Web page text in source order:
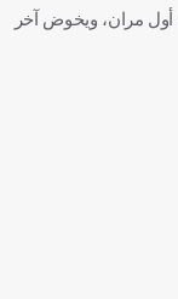
أول مران، ويخوض آخر